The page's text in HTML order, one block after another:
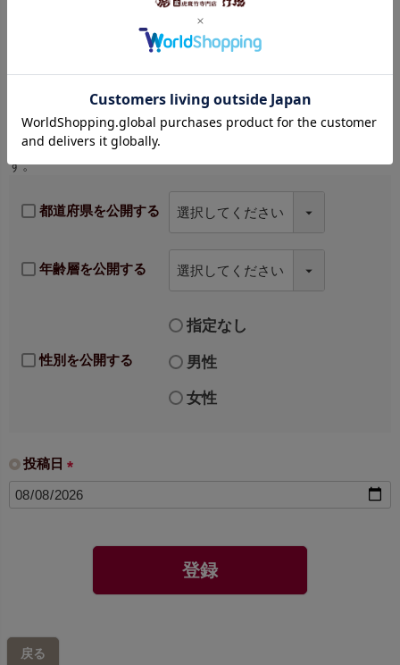
プロフィール公開
チェックを入れると、都道府県、年齢層、性別が表示されま
す。
都道府県を公開する
年齢層を公開する
性別を公開する
指定なし
男性
女性
投稿日
(
必
登録
戻る